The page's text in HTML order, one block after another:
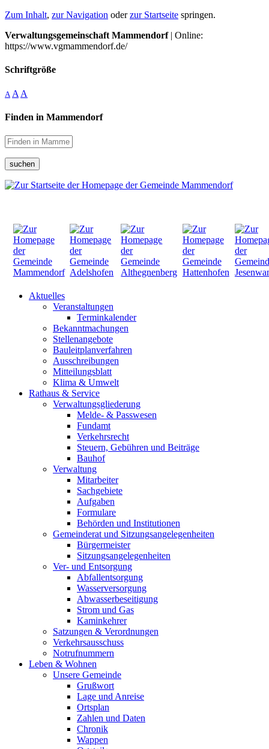
Zum Inhalt, zur Navigation oderzur Startseite springen.
Verwaltungsgemeinschaft Mammendorf| Online:
https://www.vgmammendorf.de/
Schriftgröße
A A A
Finden in Mammendorf
suchen
Aktuelles
Veranstaltungen
Terminkalender
Bekanntmachungen
Stellenangebote
Bauleitplanverfahren
Ausschreibungen
Mitteilungsblatt
Klima & Umwelt
Rathaus & Service
Verwaltungsgliederung
Melde- & Passwesen
Fundamt
Verkehrsrecht
Steuern, Gebühren und Beiträge
Bauhof
Verwaltung
Mitarbeiter
Sachgebiete
Aufgaben
Formulare
Behörden und Institutionen
Gemeinderat und Sitzungsangelegenheiten
Bürgermeister
Sitzungsangelegenheiten
Ver- und Entsorgung
Abfallentsorgung
Wasserversorgung
Abwasserbeseitigung
Strom und Gas
Kaminkehrer
Satzungen & Verordnungen
Verkehrsausschuss
Notrufnummern
Leben & Wohnen
Unsere Gemeinde
Grußwort
Lage und Anreise
Ortsplan
Zahlen und Daten
Chronik
Wappen